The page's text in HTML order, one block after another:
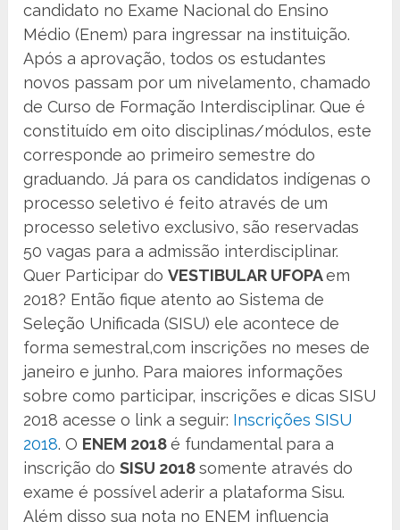
candidato no Exame Nacional do Ensino
Médio (Enem) para ingressar na instituição.
Após a aprovação, todos os estudantes
novos passam por um nivelamento, chamado
de Curso de Formação Interdisciplinar. Que é
constituído em oito disciplinas/módulos, este
corresponde ao primeiro semestre do
graduando. Já para os candidatos indígenas o
processo seletivo é feito através de um
processo seletivo exclusivo, são reservadas
50 vagas para a admissão interdisciplinar.
Quer Participar doVESTIBULAR UFOPAem
2018? Então fique atento ao Sistema de
Seleção Unificada (SISU) ele acontece de
forma semestral,com inscrições no meses de
janeiro e junho. Para maiores informações
sobre como participar, inscrições e dicas SISU
2018 acesse o link a seguir: Inscrições SISU
2018. O ENEM 2018é fundamental para a
inscrição doSISU 2018somente através do
exame é possível aderir a plataforma Sisu.
Além disso sua nota no ENEM influencia